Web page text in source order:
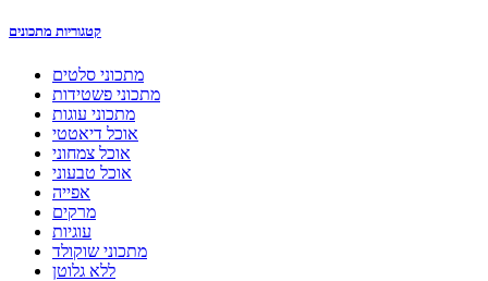
קטגוריות מתכונים
מתכוני סלטים
מתכוני פשטידות
מתכוני עוגות
אוכל דיאטטי
אוכל צמחוני
אוכל טבעוני
אפייה
מרקים
עוגיות
מתכוני שוקולד
ללא גלוטן